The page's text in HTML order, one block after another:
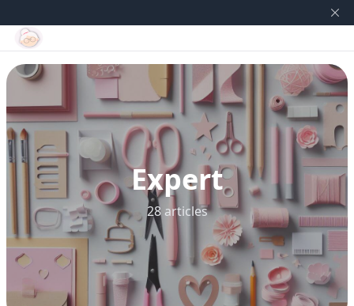
Expert
28 articles